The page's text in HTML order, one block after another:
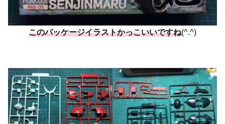
このパッケージイラストかっこいいですね(^.^)